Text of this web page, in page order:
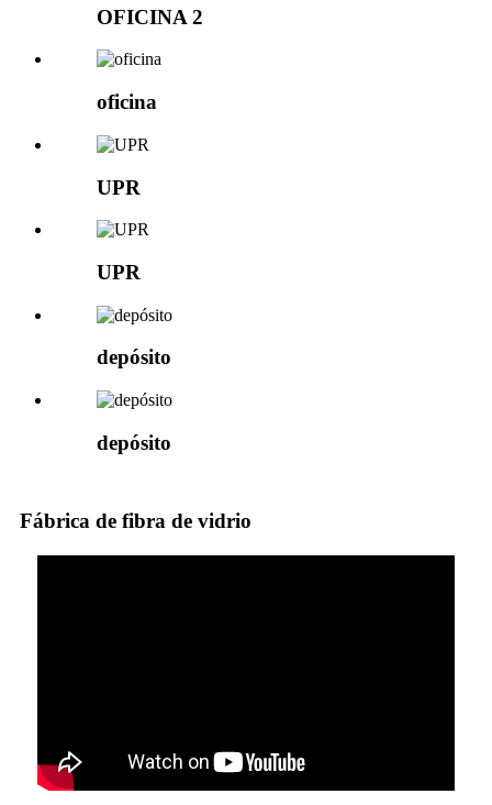
OFICINA 2
oficina
UPR
UPR
depósito
depósito
Fábrica de fibra de vidrio